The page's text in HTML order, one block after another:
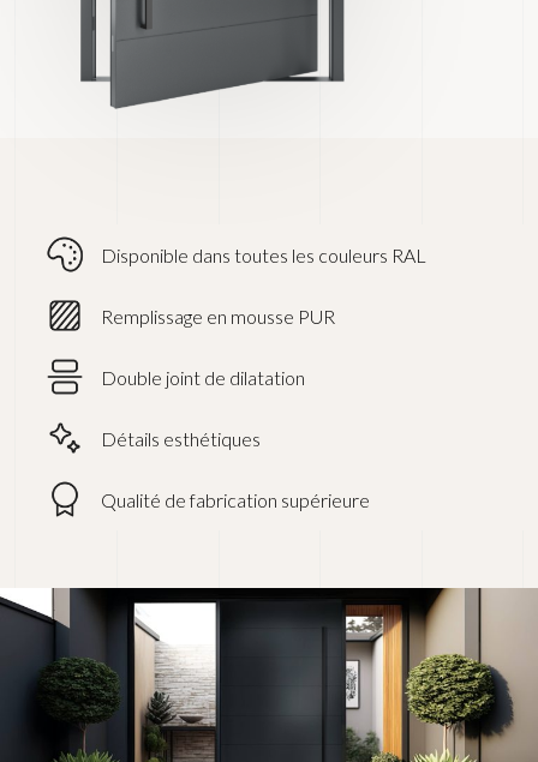
Disponible dans toutes les couleurs RAL
Remplissage en mousse PUR
Double joint de dilatation
Détails esthétiques
Qualité de fabrication supérieure